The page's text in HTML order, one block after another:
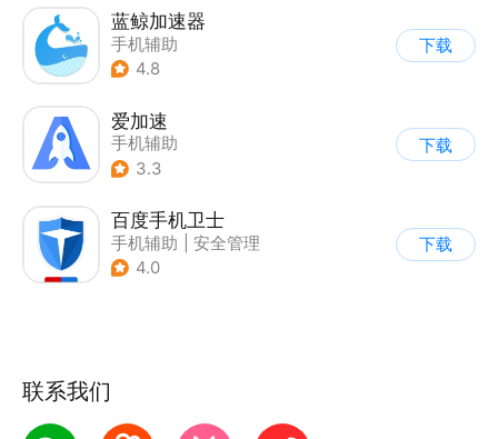
蓝鲸加速器
手机辅助
4.8
下载
爱加速
手机辅助
3.3
下载
百度手机卫士
手机辅助
安全管理
4.0
下载
联系我们